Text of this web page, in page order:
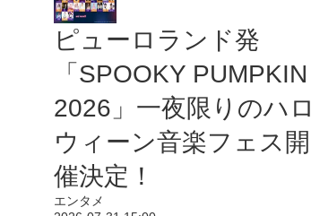
ピューロランド発
「SPOOKY PUMPKIN
2026」一夜限りのハロ
ウィーン音楽フェス開
催決定！
エンタメ